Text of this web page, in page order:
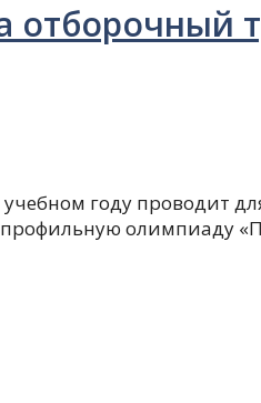
отборочный
году проводит
олимпиаду